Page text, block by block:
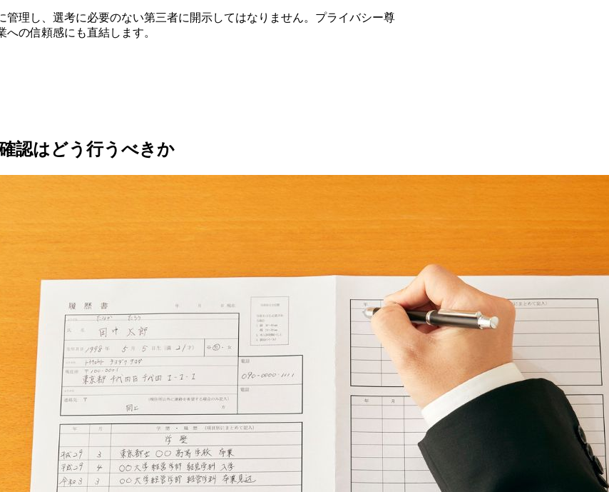
管理し、選考に必要のない第三者に開示してはなりません。プライバシー尊
の信頼感にも直結します。
認はどう行うべきか